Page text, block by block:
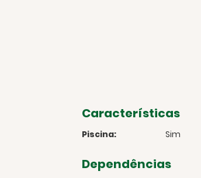
Características
Piscina: Sim
Dependências